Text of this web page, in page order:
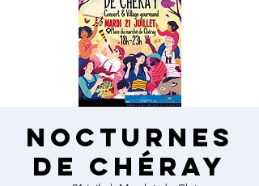
Nocturnes
de Chéray